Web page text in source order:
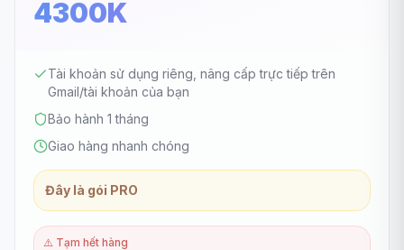
4300K
Tài khoản sử dụng riêng, nâng cấp trực tiếp trên
Gmail/tài khoản của bạn
Bảo hành 1 tháng
Giao hàng nhanh chóng
Đây là gói PRO
⚠️ Tạm hết hàng